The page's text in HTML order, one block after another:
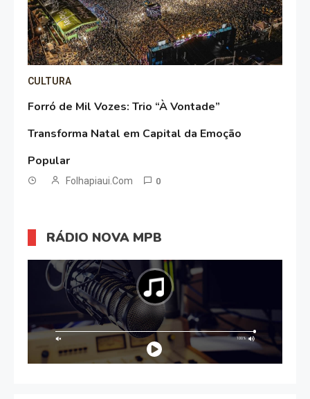
CULTURA
Forró de Mil Vozes: Trio “À Vontade”
Transforma Natal em Capital da Emoção
Popular
Folhapiaui.com 0
RÁDIO NOVA MPB